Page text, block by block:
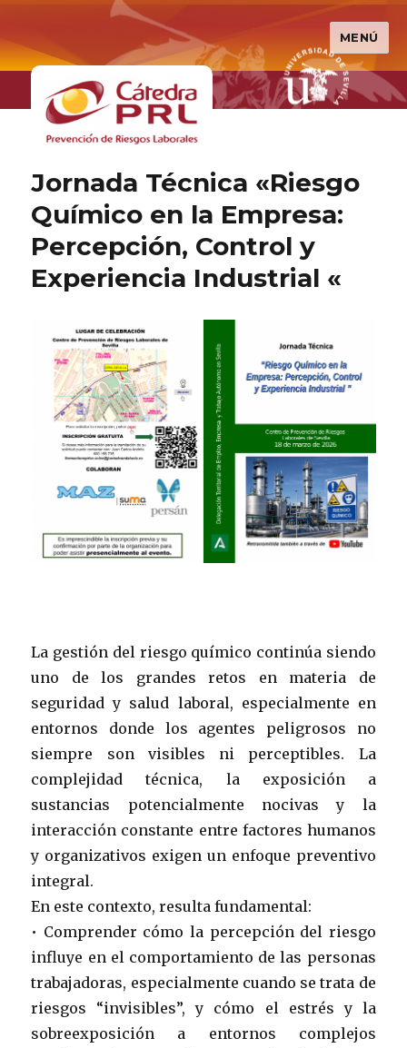
Cátedra PRL
MENÚ
Jornada Técnica «Riesgo
Químico en la Empresa:
Percepción, Control y
Experiencia Industrial «
La gestión del riesgo químico continúa siendo
uno de los grandes retos en materia de
seguridad y salud laboral, especialmente en
entornos donde los agentes peligrosos no
siempre son visibles ni perceptibles. La
complejidad técnica, la exposición a
sustancias potencialmente nocivas y la
interacción constante entre factores humanos
y organizativos exigen un enfoque preventivo
integral.
En este contexto, resulta fundamental:
• Comprender cómo la percepción del riesgo
influye en el comportamiento de las personas
trabajadoras, especialmente cuando se trata de
riesgos “invisibles”, y cómo el estrés y la
sobreexposición a entornos complejos